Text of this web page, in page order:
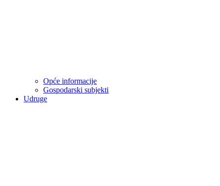
Opće informacije
Gospodarski subjekti
Udruge